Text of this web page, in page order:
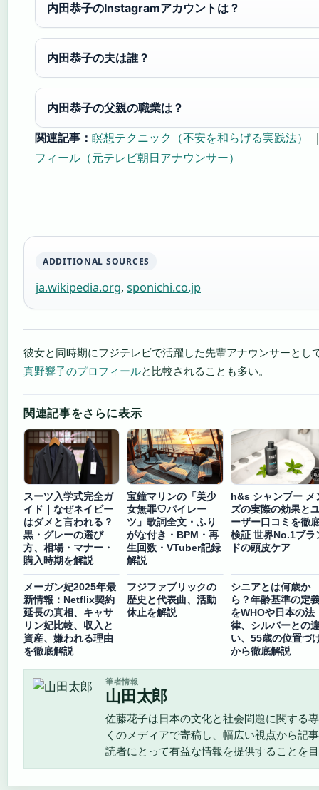
内田恭子のInstagramアカウントは？
内田恭子の夫は誰？
内田恭子の父親の職業は？
関連記事： 瞑想テクニック（不安を和らげる実践法）
フィール（元テレビ朝日アナウンサー）
ADDITIONAL SOURCES
ja.wikipedia.org, sponichi.co.jp
彼女と同時期にフジテレビで活躍した先輩アナウンサーとし
真野響子のプロフィールと比較されることも多い。
関連記事をさらに表示
スーツ入学式完全ガ
イド｜なぜネイビー
はダメと言われる？
黒・グレーの選び
方、相場・マナー・
購入時期を解説
宝鐘マリンの「美少
女無罪♡パイレー
ツ」歌詞全文・ふり
がな付き・BPM・再
生回数・VTuber記録
解説
h&s シャンプー メ
ズの実際の効果と
ーザー口コミを徹
検証 世界No.1ブラ
ドの頭皮ケア
メーガン妃2025年最
新情報：Netflix契約
延長の真相、キャサ
リン妃比較、収入と
資産、嫌われる理由
を徹底解説
フジファブリックの
歴史と代表曲、活動
休止を解説
シニアとは何歳か
ら？年齢基準の定
をWHOや日本の法
律、シルバーとの
い、55歳の位置づ
から徹底解説
筆者情報
山田太郎
佐藤花子は日本の文化と社会問題に関する
くのメディアで寄稿し、幅広い視点から記
読者にとって有益な情報を提供することを